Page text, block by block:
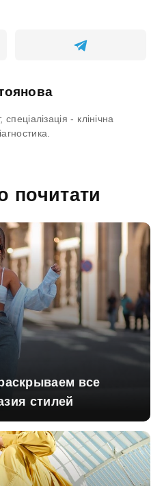
- клінічна
почитати
все
стилей